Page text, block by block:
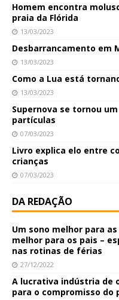
Homem encontra
praia da Flórida
13/03/2023
Desbarrancamento em
13/03/2023
Como a Lua está
13/03/2023
Supernova se tornou
partículas
07/03/2023
Livro explica elo entre
crianças
07/03/2023
DA REDAÇÃO
Um sono melhor para
melhor para os pais –
nas rotinas de férias
27/12/2022
A lucrativa indústria de
para o compromisso do